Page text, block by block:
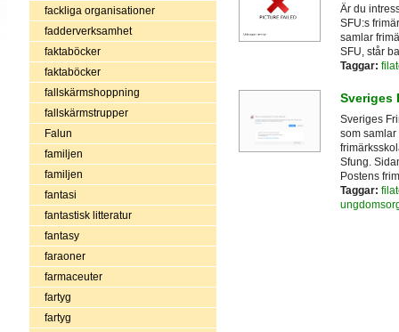
fackliga organisationer
fadderverksamhet
faktaböcker
faktaböcker
fallskärmshoppning
fallskärmstrupper
Falun
familjen
familjen
fantasi
fantastisk litteratur
fantasy
faraoner
farmaceuter
fartyg
fartyg
Är du
SFU:s
samlar
SFU, står
Taggar:
Sveriges
Sveriges
som
Sfung.
Postens
Taggar: